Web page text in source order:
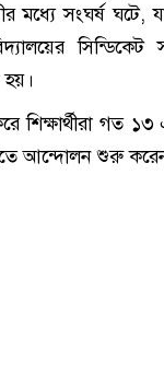
মধ্যে সংঘর্ষ
হয়।
শিক্ষার্থীরা গত
আন্দোলন শুরু